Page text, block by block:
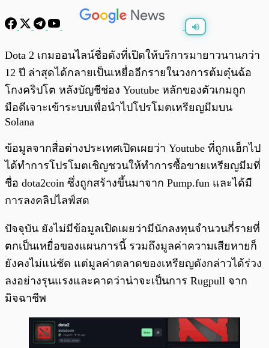
Dota 2 เกมออนไลน์ชื่อดังที่เปิดให้บริการมายาวนานกว่า
12 ปี ล่าสุดได้กลายเป็นเหยื่ออีกรายในวงการต้มตุ๋นฉ้อ
โกงคริปโต หลังบัญชีช่อง Youtube หลักของตัวเกมถูก
มือดีเจาะเข้าระบบเพื่อนำไปโปรโมตเหรียญมีมบน
Solana
ข้อมูลจากสื่อต่างประเทศเปิดเผยว่า Youtube ที่ถูกแฮ็กไป
ได้ทำการโปรโมตเชิญชวนให้ทำการซื้อขายเหรียญมีมที่
ชื่อ dota2coin ซึ่งถูกสร้างขึ้นมาจาก Pump.fun และได้มี
การลงคลิปไลฟ์สด
ปัจจุบัน ยังไม่มีข้อมูลเปิดเผยว่ามีนักลงทุนจำนวนกี่รายที่
ตกเป็นเหยื่อของแผนการนี้ รวมถึงมูลค่าความเสียหายก็
ยังคงไม่แน่ชัด แต่มูลค่าตลาดของเหรียญดังกล่าวได้ร่วง
ลงอย่างรุนแรงและคาดว่าน่าจะเป็นการ Rugpull จาก
มิจฉาชีพ